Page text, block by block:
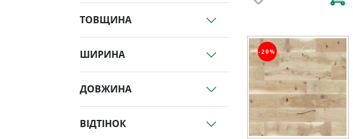
ТОВЩИНА
ШИРИНА
ДОВЖИНА
ВІДТІНОК
-20%